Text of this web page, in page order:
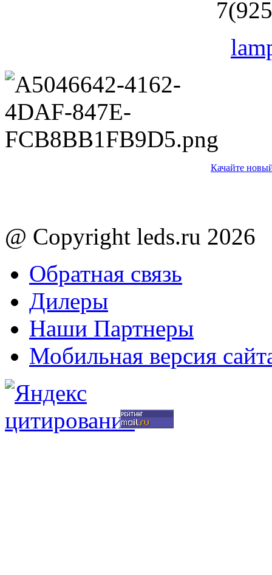
Качайте
@ Copyright leds.ru 2026
Обратная связь
Дилеры
Наши Партнеры
Мобильная версия